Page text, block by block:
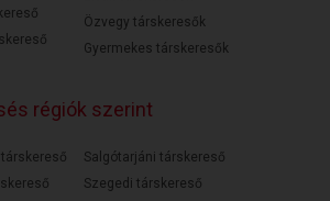
Özvegy társkeresők
Gyermekes társkeresők
régiók szerint
Salgótarjáni társkereső
Szegedi társkereső